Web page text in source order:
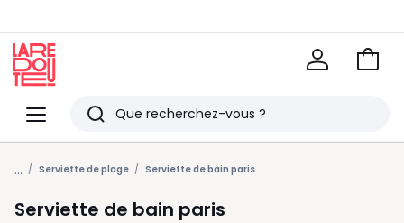
Menu
Redoute
Rechercher
Derniers
articles
vus
Voir
... Serviette de plage Serviette de bain paris
Serviette de bain paris